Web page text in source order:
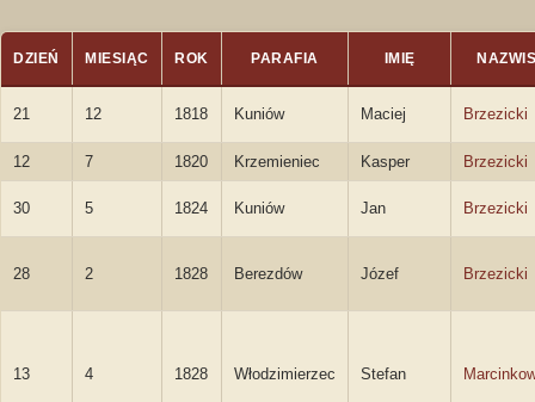
DZIEŃ MIESIĄC ROK PARAFIA IMIĘ
21 12 1818 Kuniów Maciej Brzezicki
12 7 1820 Krzemieniec Kasper Brzezicki
30 5 1824 Kuniów Jan Brzezicki
28 2 1828 Berezdów Józef Brzezicki
13 4 1828 Włodzimierzec Stefan